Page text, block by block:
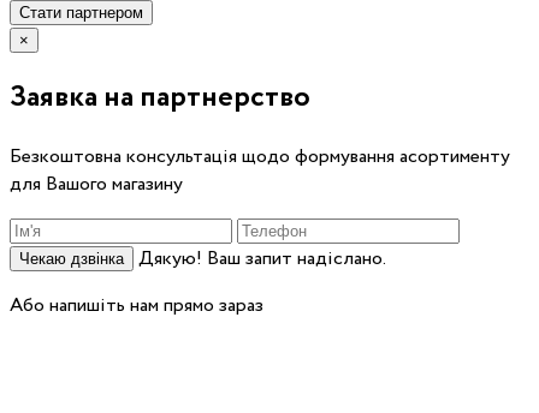
Стати партнером
×
Заявка на партнерство
Безкоштовна консультація щодо формування асортименту
для Вашого магазину
Чекаю дзвінка
Дякую! Ваш запит надіслано.
Або напишіть нам прямо зараз